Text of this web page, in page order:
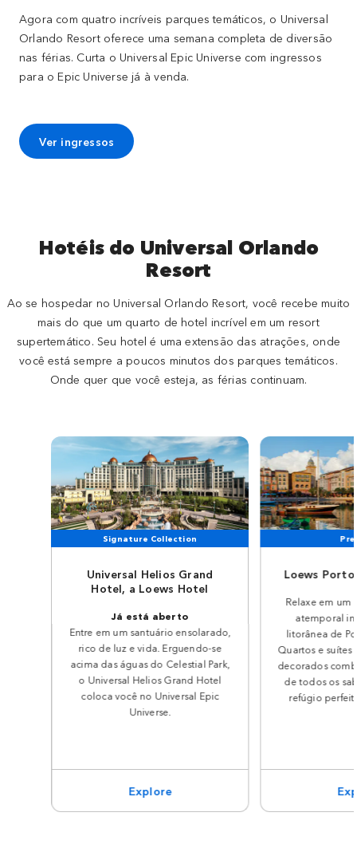
Agora com quatro incríveis parques temáticos, o Universal
Orlando Resort oferece uma semana completa de diversão
nas férias. Curta o Universal Epic Universe com ingressos
para o Epic Universe já à venda.
Ver ingressos
Hotéis do Universal Orlando
Resort
Ao se hospedar no Universal Orlando Resort, você recebe muito
mais do que um quarto de hotel incrível em um resort
supertemático. Seu hotel é uma extensão das atrações, onde
você está sempre a poucos minutos dos parques temáticos.
Onde quer que você esteja, as férias continuam.
Signature Collection
Universal Helios Grand
Hotel, a Loews Hotel
Já está aberto
Entre em um santuário ensolarado,
rico de luz e vida. Erguendo-se
acima das águas do Celestial Park,
o Universal Helios Grand Hotel
coloca você no Universal Epic
Universe.
Explore
Loews
Relaxe em um
atemporal
litorânea de
Quartos e suítes
decorados
de todos os
refúgio